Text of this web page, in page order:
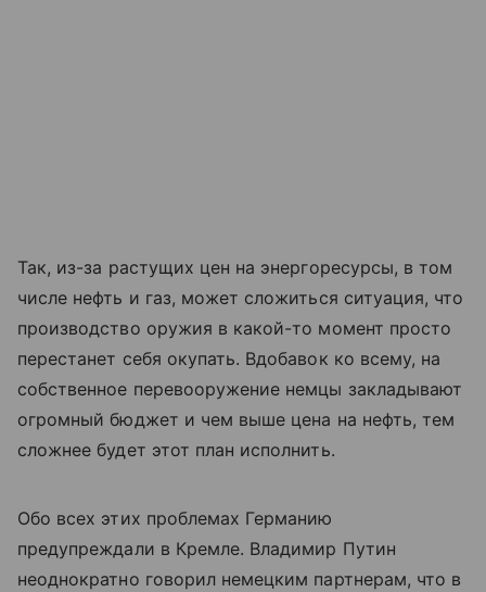
Так, из-за растущих цен на энергоресурсы, в том
числе нефть и газ, может сложиться ситуация, что
производство оружия в какой-то момент просто
перестанет себя окупать. Вдобавок ко всему, на
собственное перевооружение немцы закладывают
огромный бюджет и чем выше цена на нефть, тем
сложнее будет этот план исполнить.
Обо всех этих проблемах Германию
предупреждали в Кремле. Владимир Путин
неоднократно говорил немецким партнерам, что в